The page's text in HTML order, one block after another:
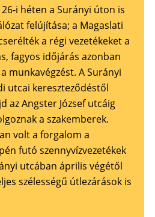
i héten a Surányi úton is
felújítása; a Magaslati
a régi vezetékeket a
fagyos időjárás azonban
munkavégzést. A Surányi
utcai kereszteződéstől
az Angster József utcáig
a szakemberek.
volt a forgalom a
futó szennyvízvezetékek
utcában április végétől
szélességű útlezárások is